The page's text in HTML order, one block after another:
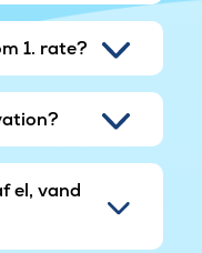
1. rate?
el, vand